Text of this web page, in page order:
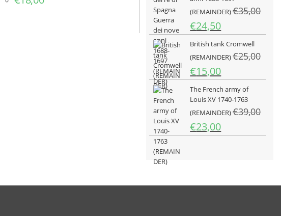
(REMAINDER)€35,00
Il
prezzo
originale
era:
€35,00.
€24,50Il
prezzo
attuale
è:
€24,50.
British tank Cromwell
(REMAINDER)€25,00
Il
prezzo
originale
era:
€25,00.
€15,00Il
prezzo
attuale
è:
€15,00.
The French army of
Louis XV 1740-1763
(REMAINDER)€39,00
Il
prezzo
€23,00Il
prezzo